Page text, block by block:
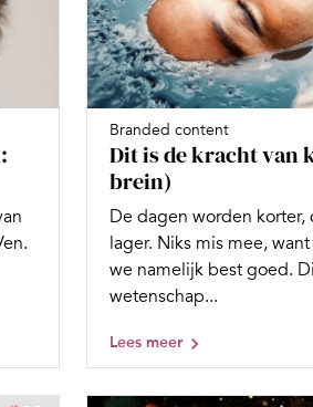
Branded content
Dit is de kracht van
brein)
De dagen worden korter,
lager. Niks mis mee,
we namelijk best goed.
wetenschap...
Lees meer